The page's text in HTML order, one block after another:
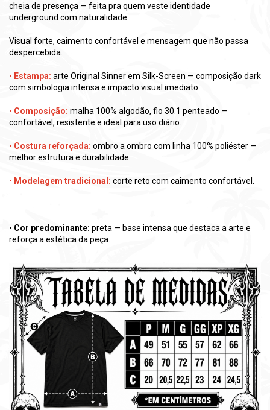
cheia de presença — feita pra quem veste identidade
underground com naturalidade.
Visual forte, caimento confortável e mensagem que não passa
despercebida.
• Estampa: arte Original Sinner em Silk-Screen — composição dark
com simbologia intensa e impacto visual imediato.
• Composição: malha 100% algodão, fio 30.1 penteado —
confortável, resistente e ideal para uso diário.
• Costura reforçada: ombro a ombro com linha 100% poliéster —
melhor estrutura e durabilidade.
• Modelagem tradicional: corte reto com caimento confortável.
• Cor predominante: preta — base intensa que destaca a arte e
reforça a estética da peça.